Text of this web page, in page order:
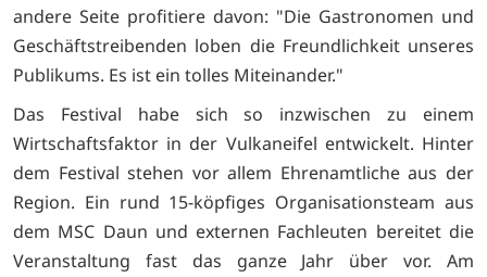
andere Seite profitiere davon: "Die Gastronomen und
Geschäftstreibenden loben die Freundlichkeit unseres
Publikums. Es ist ein tolles Miteinander."
Das Festival habe sich so inzwischen zu einem
Wirtschaftsfaktor in der Vulkaneifel entwickelt. Hinter
dem Festival stehen vor allem Ehrenamtliche aus der
Region. Ein rund 15-köpfiges Organisationsteam aus
dem MSC Daun und externen Fachleuten bereitet die
Veranstaltung fast das ganze Jahr über vor. Am